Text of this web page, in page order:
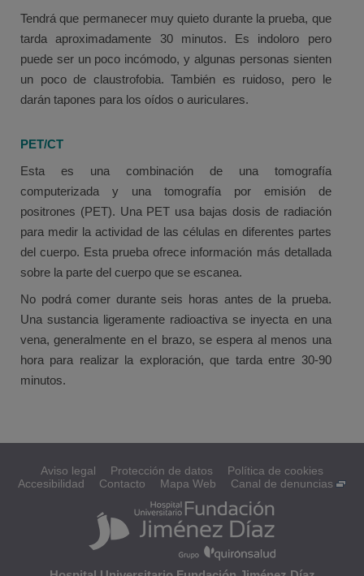
Tendrá que permanecer muy quieto durante la prueba, que
tarda aproximadamente 30 minutos. Es indoloro pero
puede ser un poco incómodo, y algunas personas sienten
un poco de claustrofobia. También es ruidoso, pero le
darán tapones para los oídos o auriculares.
PET/CT
Esta es una combinación de una tomografía
computerizada y una tomografía por emisión de
positrones (PET). Una PET usa bajas dosis de radiación
para medir la actividad de las células en diferentes partes
del cuerpo. Esta prueba ofrece información más detallada
sobre la parte del cuerpo que se escanea.
No podrá comer durante seis horas antes de la prueba.
Una sustancia ligeramente radioactiva se inyecta en una
vena, generalmente en el brazo, se espera al menos una
hora para realizar la exploración, que tarda entre 30-90
minutos.
Aviso legal Protección de datos
Política de cookies
Accesibilidad
Contacto Mapa Web Canal de denuncias